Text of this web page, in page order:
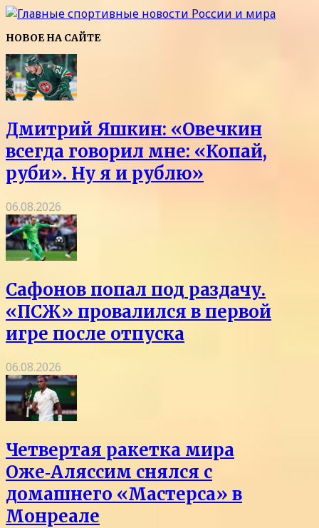
НОВОЕ НА САЙТЕ
Дмитрий Яшкин: «Овечкин
всегда говорил мне: «Копай,
руби». Ну я и рублю»
06.08.2026
Сафонов попал под раздачу.
«ПСЖ» провалился в первой
игре после отпуска
06.08.2026
Четвертая ракетка мира
Оже‑Аляссим снялся с
домашнего «Мастерса» в
Монреале